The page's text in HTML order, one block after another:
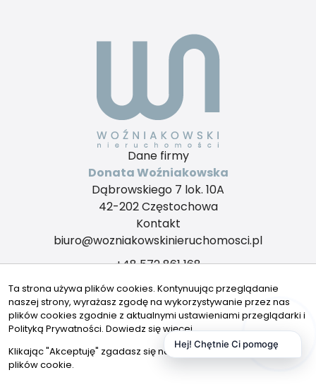
Dane firmy
Donata Woźniakowska
Dąbrowskiego 7 lok. 10A
42-202 Częstochowa
Kontakt
biuro@wozniakowskinieruchomosci.pl
+48 572 861 168
© 2026 Wszystkie prawa zastrzeżone | Program dla biur
nieruchomości - asaricrm.com
Ta strona używa plików cookies. Kontynuując przeglądanie
naszej strony, wyrażasz zgodę na wykorzystywanie przez nas
plików cookies zgodnie z aktualnymi ustawieniami przeglądarki i
Polityką Prywatności. Dowiedz się więcej
Klikając "Akceptuję" zgadasz się na wykorzystywanie przez nas
plików cookie.
Hej! Chętnie Ci pomogę